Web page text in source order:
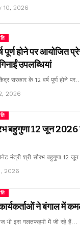
10, 2026
होने पर आयोजित
उपलब्धियां
सरकार के 12 वर्ष पूर्ण होने पर…
2026
बहुगुणा 12 जून 2026
मंत्री श्री सौरभ बहुगुणा 12
2026
ने बंगाल में
भी इस गलतफहमी में जी रहे हैं…